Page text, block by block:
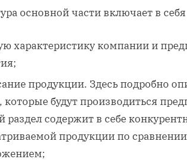
основной части включает в
характеристику компании и
продукции. Здесь подробно
которые будут производиться
раздел содержит в себе
продукции по